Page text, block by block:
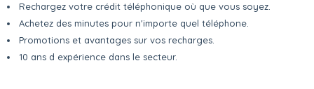
Rechargez votre crédit téléphonique où que vous soyez.
Achetez des minutes pour n'importe quel téléphone.
Promotions et avantages sur vos recharges.
10 ans d expérience dans le secteur.